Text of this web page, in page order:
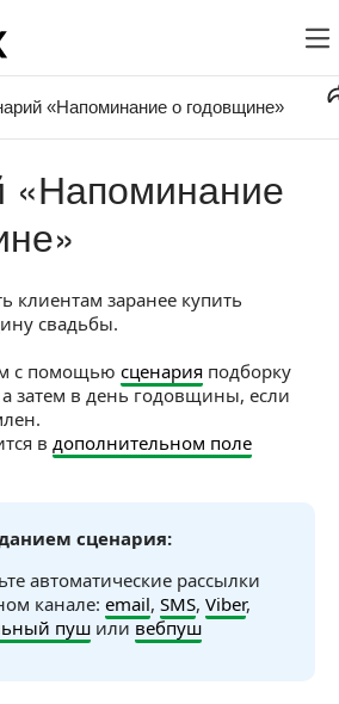
«Напоминание о годовщине»
«Напоминание
клиентам заранее купить
свадьбы.
с помощью сценария подборку
затем в день годовщины, если
в дополнительном поле
сценария:
автоматические рассылки
канале: email, SMS, Viber,
пуш или вебпуш